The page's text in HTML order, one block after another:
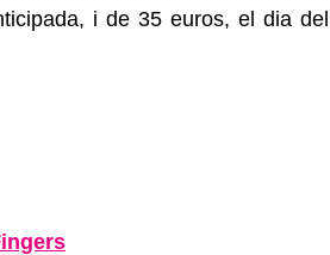
i de 35 euros, el dia del